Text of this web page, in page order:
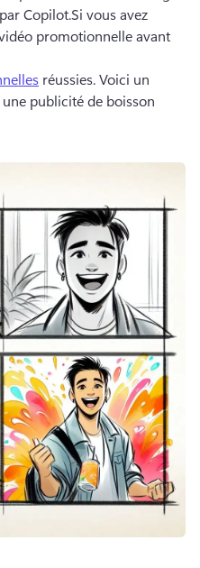
Copilot.Si vous avez
promotionnelle avant
réussies. Voici un
publicité de boisson